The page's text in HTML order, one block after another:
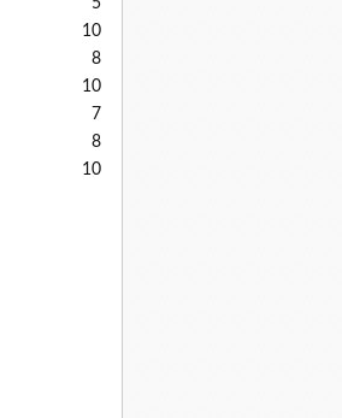
5
10
8
10
7
8
10